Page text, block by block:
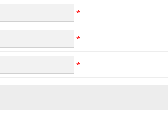
*
*
*